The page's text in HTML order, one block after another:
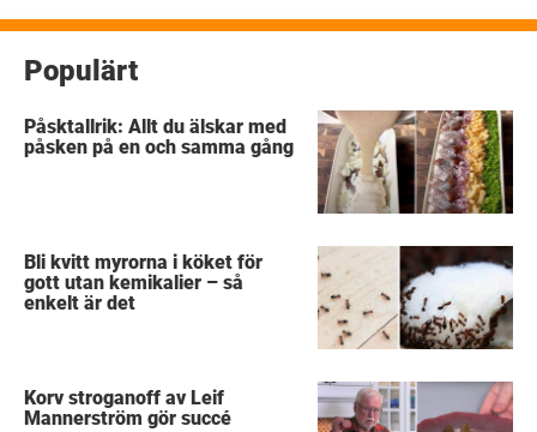
Populärt
Påsktallrik: Allt du älskar med
påsken på en och samma gång
Bli kvitt myrorna i köket för
gott utan kemikalier – så
enkelt är det
Korv stroganoff av Leif
Mannerström gör succé